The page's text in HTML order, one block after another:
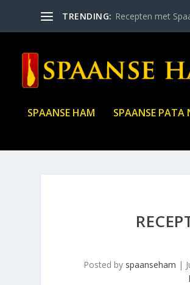
TRENDING: Recepten met
SPAANSE HAM SPAANSE PATA
Posted by spaanseham |